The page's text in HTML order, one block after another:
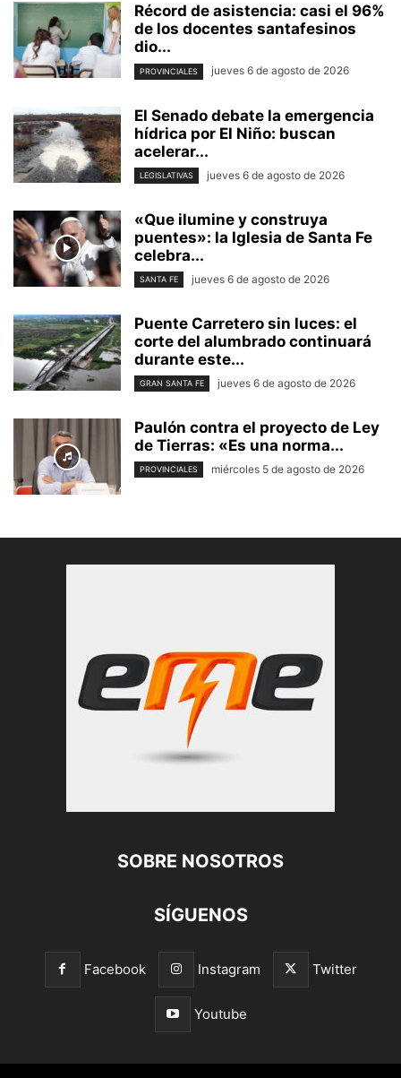
Récord de asistencia: casi el 96%
de los docentes santafesinos
dio...
PROVINCIALES jueves 6 de agosto de 2026
El Senado debate la emergencia
hídrica por El Niño: buscan
acelerar...
LEGISLATIVAS jueves 6 de agosto de 2026
«Que ilumine y construya
puentes»: la Iglesia de Santa Fe
celebra...
SANTA FE jueves 6 de agosto de 2026
Puente Carretero sin luces: el
corte del alumbrado continuará
durante este...
GRAN SANTA FE jueves 6 de agosto de 2026
Paulón contra el proyecto de Ley
de Tierras: «Es una norma...
PROVINCIALES miércoles 5 de agosto de 2026
SOBRE NOSOTROS
SÍGUENOS
Facebook Instagram Twitter
Youtube